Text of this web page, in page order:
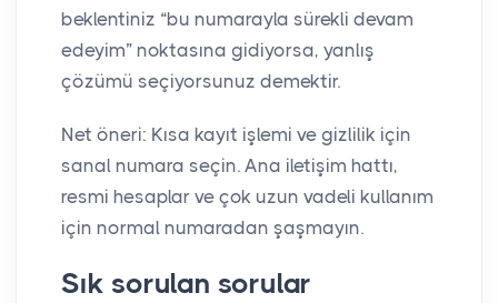
beklentiniz “bu numarayla sürekli devam
edeyim” noktasına gidiyorsa, yanlış
çözümü seçiyorsunuz demektir.
Net öneri: Kısa kayıt işlemi ve gizlilik için
sanal numara seçin. Ana iletişim hattı,
resmi hesaplar ve çok uzun vadeli kullanım
için normal numaradan şaşmayın.
Sık sorulan sorular